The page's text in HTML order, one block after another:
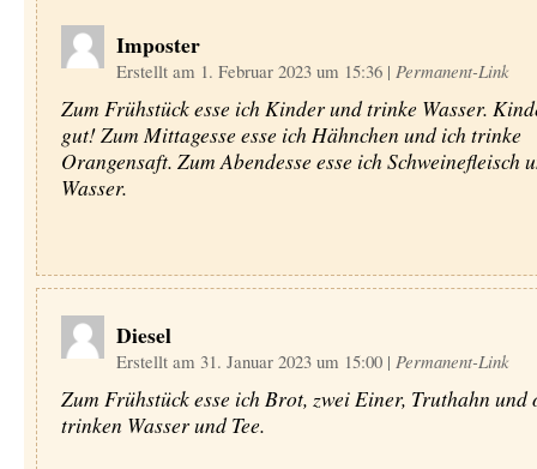
Imposter
Erstellt am 1. Februar 2023 um 15:36 | Permanent-Link
Zum Frühstück esse ich Kinder und trinke Wasser.
gut! Zum Mittagesse esse ich Hähnchen und ich trinke
Orangensaft. Zum Abendesse esse ich Schweinefleisch
Wasser.
Diesel
Erstellt am 31. Januar 2023 um 15:00 | Permanent-Link
Zum Frühstück esse ich Brot, zwei Einer, Truthahn und
trinken Wasser und Tee.